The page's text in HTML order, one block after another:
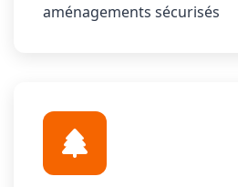
aménagements sécurisés